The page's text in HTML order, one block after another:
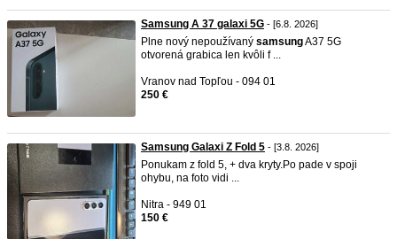
Samsung A 37 galaxi 5G - [6.8. 2026]
Plne nový nepoužívaný samsungA37 5G
otvorená grabica len kvôli f ...
Vranov nad Topľou - 094 01
250 €
Samsung Galaxi Z Fold 5 - [3.8. 2026]
Ponukam z fold 5, + dva kryty.Po pade v spoji
ohybu, na foto vidi ...
Nitra - 949 01
150 €